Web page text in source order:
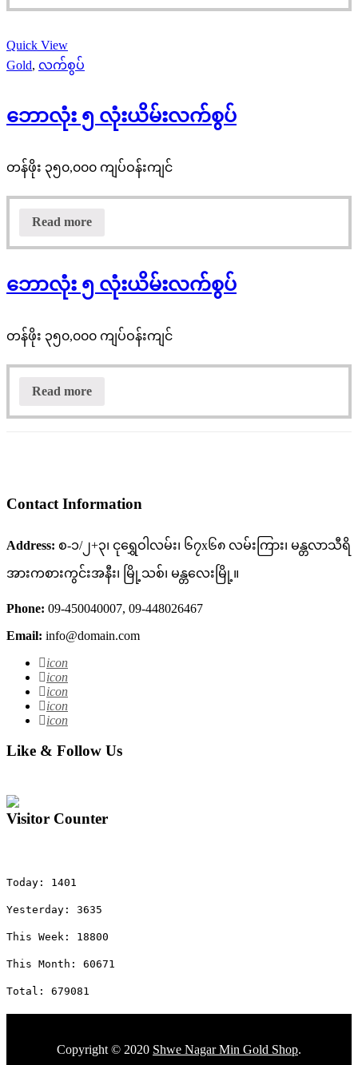
Quick View
Gold, လက်စွပ်
ဘောလုံး ၅ လုံးယိမ်းလက်စွပ်
တန်ဖိုး ၃၅၀,၀၀၀ ကျပ်ဝန်းကျင်
Read more
ဘောလုံး ၅ လုံးယိမ်းလက်စွပ်
တန်ဖိုး ၃၅၀,၀၀၀ ကျပ်ဝန်းကျင်
Read more
Contact Information
Address: စ-၁/၂+၃၊ ငုရွှေဝါလမ်း၊ ၆၇x၆၈ လမ်းကြား၊ မန္တလာသီရိ
အားကစားကွင်းအနီး၊ မြို့သစ်၊ မန္တလေးမြို့။
Phone: 09-450040007, 09-448026467
Email: info@domain.com
icon
icon
icon
icon
icon
Like & Follow Us
Visitor Counter
Today: 1401
Yesterday: 3635
This Week: 18800
This Month: 60671
Total: 679081
Copyright © 2020 Shwe Nagar Min Gold Shop.